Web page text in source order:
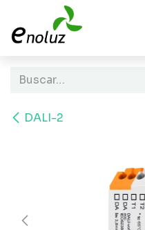
Ir al contenido
DALI-2